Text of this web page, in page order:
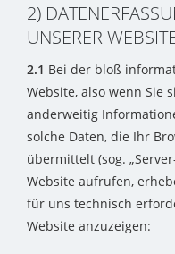
2)
UNSERER
2.1 Bei der bloß
Website, also wenn Sie
anderweitig
solche Daten, die Ihr
übermittelt (sog.
Website aufrufen,
für uns technisch
Website anzuzeigen: